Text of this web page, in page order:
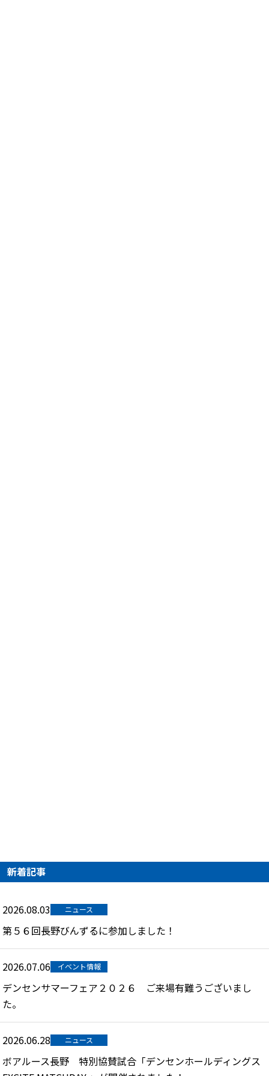
新着記事
2026.08.03 ニュース
第５６回長野びんずるに参加しました！
2026.07.06 イベント情報
デンセンサマーフェア２０２６ ご来場有難うございまし
た。
2026.06.28 ニュース
ボアルース長野 特別協賛試合「デンセンホールディングス